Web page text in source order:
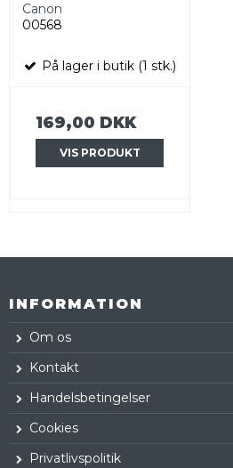
Canon
00568
På lager i butik (1 stk.)
169,00 DKK
VIS PRODUKT
INFORMATION
Om os
Kontakt
Handelsbetingelser
Cookies
Privatlivspolitik